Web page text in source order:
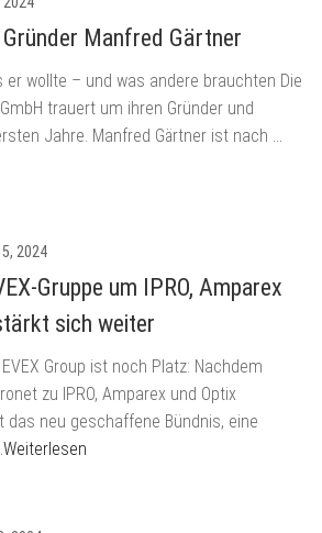
Manfred Gärtner
er wollte – und was andere brauchten Die
trauert um ihren Gründer und
Jahre. Manfred Gärtner ist nach
5, 2024
Gruppe um IPRO, Amparex
sich weiter
Group ist noch Platz: Nachdem
zu IPRO, Amparex und Optix
das neu geschaffene Bündnis, eine